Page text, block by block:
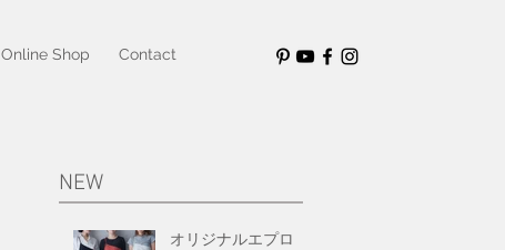
Online Shop Contact
NEW
オリジナルエプロ